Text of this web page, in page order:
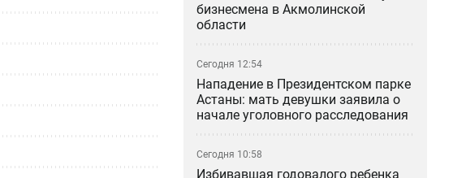
бизнесмена в Акмолинской
области
Сегодня 12:54
Нападение в Президентском парке
Астаны: мать девушки заявила о
начале уголовного расследования
Сегодня 10:58
Избивавшая годовалого ребенка